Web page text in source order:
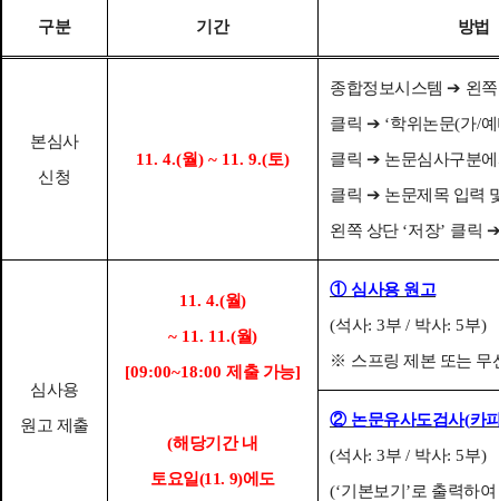
구분 기간 방법
본심사
신청
11. 4.(월) ~ 11. 9.(토)
종합정보시스템➔ 왼
클릭 ➔ ‘학위논문(가/
클릭 ➔ 논문심사구분
클릭 ➔ 논문제목 입력
왼쪽 상단 ‘저장’ 클릭
심사용
원고 제출
11. 4.(월)
~ 11. 11.(월)
[09:00~18:00제출 가능]
(해당기간 내
토요일(11. 9)에도
①심사용 원고
(석사: 3부/ 박사: 5부)
※ 스프링 제본 또는 무
② 논문유사도검사(카
(석사: 3부/ 박사: 5부)
(‘기본보기 ’로 출력하